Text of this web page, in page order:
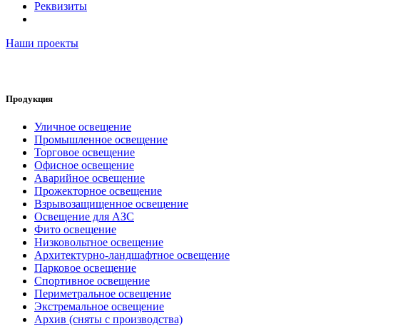
Реквизиты
Наши проекты
Продукция
Уличное освещение
Промышленное освещение
Торговое освещение
Офисное освещение
Аварийное освещение
Прожекторное освещение
Взрывозащищенное освещение
Освещение для АЗС
Фито освещение
Низковольтное освещение
Архитектурно-ландшафтное освещение
Парковое освещение
Спортивное освещение
Периметральное освещение
Экстремальное освещение
Архив (сняты с производства)